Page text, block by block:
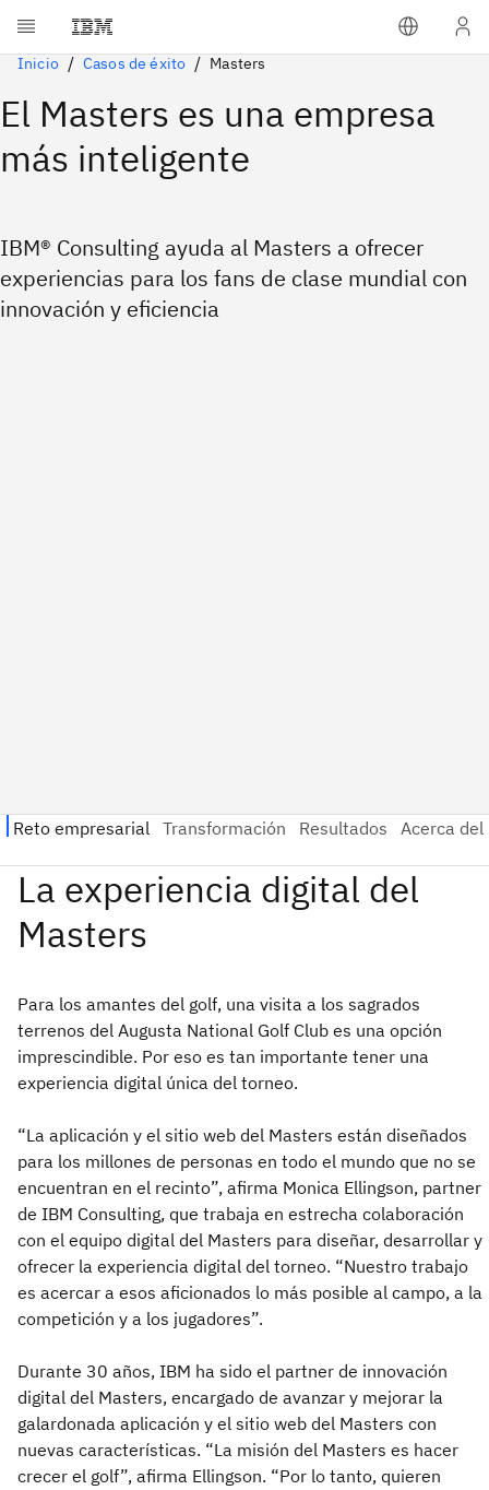
Inicio Casos de éxito Masters
El Masters es una empresa
más inteligente
IBM® Consulting ayuda al Masters a ofrecer
experiencias para los fans de clase mundial con
innovación y eficiencia
Para los amantes del golf, una visita a los sagrados
terrenos del Augusta National Golf Club es una opción
imprescindible. Por eso es tan importante tener una
experiencia digital única del torneo.
“La aplicación y el sitio web del Masters están diseñados
para los millones de personas en todo el mundo que no se
encuentran en el recinto”, afirma Monica Ellingson, partner
de IBM Consulting, que trabaja en estrecha colaboración
con el equipo digital del Masters para diseñar, desarrollar y
ofrecer la experiencia digital del torneo. “Nuestro trabajo
es acercar a esos aficionados lo más posible al campo, a la
competición y a los jugadores”.
Durante 30 años, IBM ha sido el partner de innovación
digital del Masters, encargado de avanzar y mejorar la
galardonada aplicación y el sitio web del Masters con
nuevas características. “La misión del Masters es hacer
crecer el golf”, afirma Ellingson. “Por lo tanto, quieren